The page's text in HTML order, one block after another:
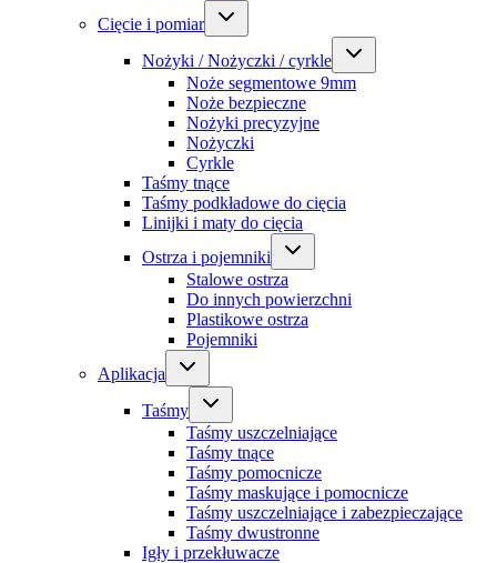
Cięcie i pomiar
Nożyki / Nożyczki / cyrkle
Noże segmentowe 9mm
Noże bezpieczne
Nożyki precyzyjne
Nożyczki
Cyrkle
Taśmy tnące
Taśmy podkładowe do cięcia
Linijki i maty do cięcia
Ostrza i pojemniki
Stalowe ostrza
Do innych powierzchni
Plastikowe ostrza
Pojemniki
Aplikacja
Taśmy
Taśmy uszczelniające
Taśmy tnące
Taśmy pomocnicze
Taśmy maskujące i pomocnicze
Taśmy uszczelniające i zabezpieczające
Taśmy dwustronne
Igły i przekłuwacze